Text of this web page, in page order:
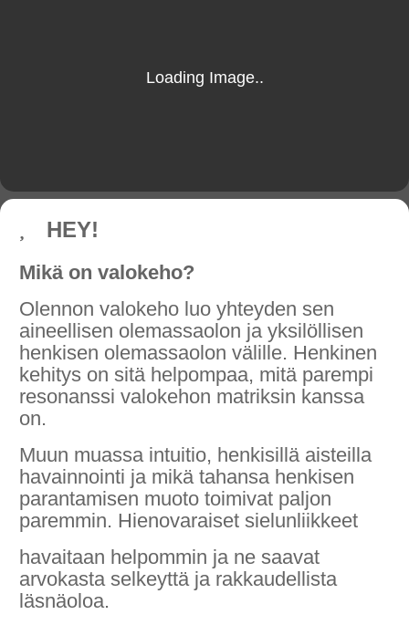
HEY!
Mikä on valokeho?
Olennon valokeho luo yhteyden sen
aineellisen olemassaolon ja yksilöllisen
henkisen olemassaolon välille. Henkinen
kehitys on sitä helpompaa, mitä parempi
resonanssi valokehon matriksin kanssa
on.
Muun muassa intuitio, henkisillä aisteilla
havainnointi ja mikä tahansa henkisen
parantamisen muoto toimivat paljon
paremmin. Hienovaraiset sielunliikkeet
havaitaan helpommin ja ne saavat
arvokasta selkeyttä ja rakkaudellista
läsnäoloa.